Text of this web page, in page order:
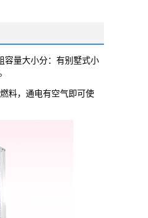
容量大小分：有别墅式小
料，通电有空气即可使